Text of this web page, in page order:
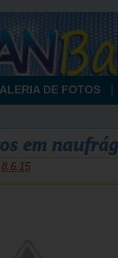
DE FOTOS
em
8.6.15